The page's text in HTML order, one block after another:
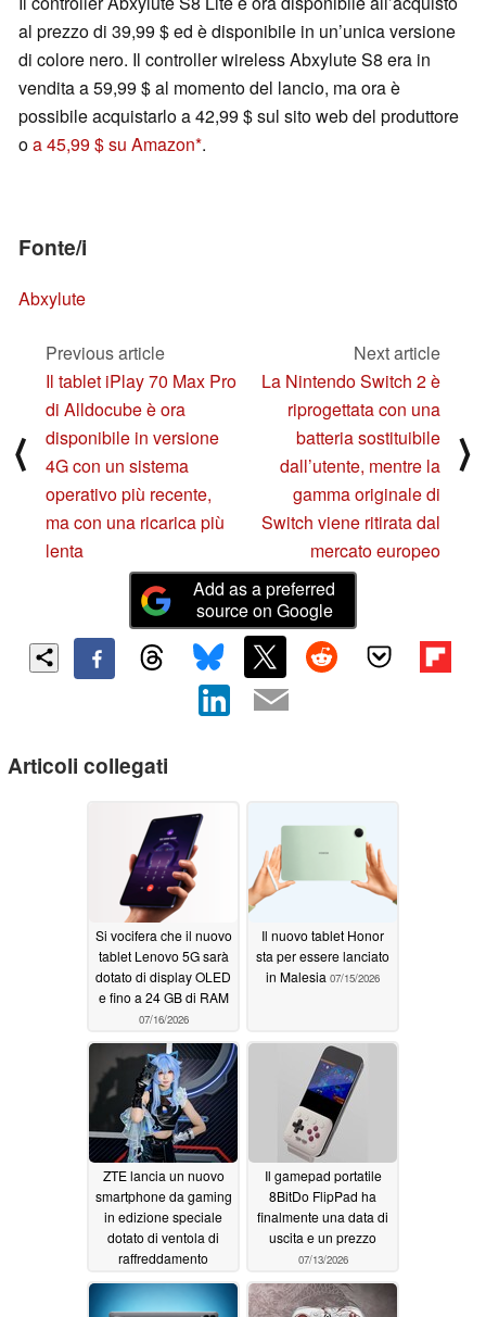
al prezzo di 39,99 $ ed è disponibile in un’unica versione
di colore nero. Il controller wireless Abxylute S8 era in
vendita a 59,99 $ al momento del lancio, ma ora è
possibile acquistarlo a 42,99 $ sul sito web del produttore
oa 45,99 $ su Amazon .
Fonte/i
Abxylute
⟨
Previous article
Il tablet iPlay 70 Max Pro
di Alldocube è ora
disponibile in versione
4G con un sistema
operativo più recente,
ma con una ricarica più
lenta
Next article
La Nintendo Switch 2 è
riprogettata con una
batteria sostituibile
dall’utente, mentre la
gamma originale di
Switch viene ritirata dal
mercato europeo
⟩
Add as a preferred
source on Google
Articoli collegati
Si vocifera che il nuovo
tablet Lenovo 5G sarà
dotato di display OLED
e fino a 24 GB di RAM
07/16/2026
Il nuovo tablet Honor
sta per essere lanciato
in Malesia 07/15/2026
ZTE lancia un nuovo
smartphone da gaming
in edizione speciale
dotato di ventola di
raffreddamento
07/13/2026
Il gamepad portatile
8BitDo FlipPad ha
finalmente una data di
uscita e un prezzo
07/13/2026